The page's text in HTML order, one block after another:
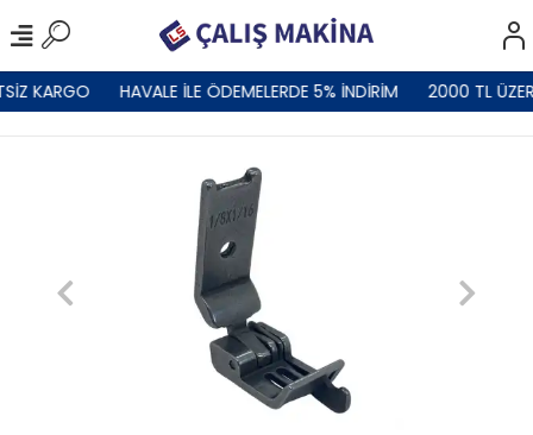
KARGO HAVALE İLE ÖDEMELERDE 5% İNDİRİM 2000 TL